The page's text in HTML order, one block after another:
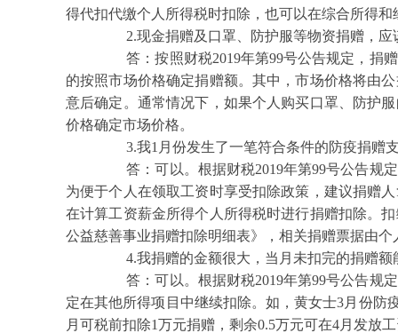
得代扣代缴个人所得税时扣除，也可以在综合所得
2.现金捐赠及口罩、防护服等物资捐赠，应
答：按照财税2019年第99号公告规定，捐赠
的按照市场价格确定捐赠额。其中，市场价格将由
意后确定。通常情况下，如果个人购买口罩、防护
价格确定市场价格。
3.我1月份发生了一笔符合条件的防疫捐赠支
答：可以。根据财税2019年第99号公告规定
为便于个人在领取工资时享受扣除政策，建议捐赠
在计算工资薪金所得个人所得税时进行捐赠扣除。
公益慈善事业捐赠扣除明细表》，相关捐赠票据由个
4.我捐赠的金额很大，当月未扣完的捐赠额
答：可以。根据财税2019年第99号公告规定
定在其他所得项目中继续扣除。如，黄女士3月份防
月可税前扣除1万元捐赠，剩余0.5万元可在4月发放